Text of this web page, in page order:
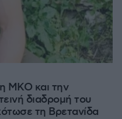
ΜΚΟ και την
διαδρομή του
τη Βρετανίδα